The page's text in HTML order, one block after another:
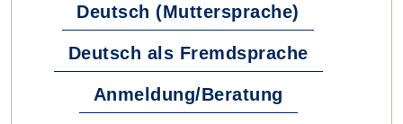
Deutsch (Muttersprache)
Deutsch als Fremdsprache
Anmeldung/Beratung